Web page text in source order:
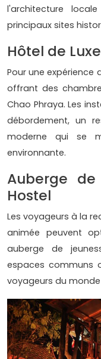
l'architecture
principaux sites
Hôtel de
Pour une expérience
offrant des
Chao Phraya. Les
débordement, un
moderne qui se
environnante.
Auberge
Hostel
Les voyageurs à la
animée peuvent
auberge de
espaces communs
voyageurs du monde